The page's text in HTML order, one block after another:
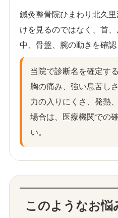
鍼灸整骨院ひまわり北久
けを見るのではなく、首
中、骨盤、腕の動きを確認
当院で診断名を確定す
胸の痛み、強い息苦し
力の入りにくさ、発熱
場合は、医療機関での
い。
このようなお悩